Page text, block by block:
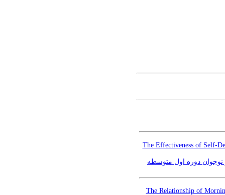
The Effectiveness of Self-
دوره اول متوسطه
The Relationship of